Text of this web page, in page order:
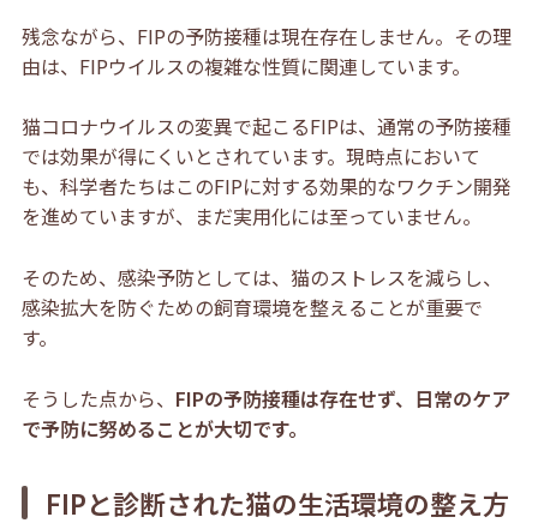
残念ながら、FIPの予防接種は現在存在しません。その理
由は、FIPウイルスの複雑な性質に関連しています。
猫コロナウイルスの変異で起こるFIPは、通常の予防接種
では効果が得にくいとされています。現時点において
も、科学者たちはこのFIPに対する効果的なワクチン開発
を進めていますが、まだ実用化には至っていません。
そのため、感染予防としては、猫のストレスを減らし、
感染拡大を防ぐための飼育環境を整えることが重要で
す。
そうした点から、 FIPの予防接種は存在せず、日常のケア
で予防に努めることが大切です。
FIPと診断された猫の生活環境の整え方